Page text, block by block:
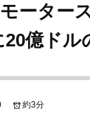
ーター
20億ドル
約3分